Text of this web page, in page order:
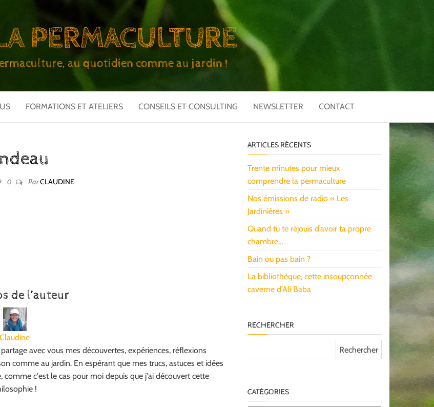
PERMACULTURE
au quotidien comme au jardin !
FORMATIONS ET ATELIERS CONSEILS ET CONSULTING NEWSLETTER CONTACT
0 ParCLAUDINE
de l’auteur
Claudine
avec vous mes découvertes, expériences, réflexions
comme au jardin. En espérant que mes trucs, astuces et idées
c'est le cas pour moi depuis que j'ai découvert cette
!
ARTICLES RÉCENTS
Trente minutes pour mieux
comprendre la permaculture
Nos émissions de radio « Les
Jardinières »
Quand tu te réjouis d’avoir ta propre
chambre…
Bain ou pas bain ?
La bibliothèque, cette insoupçonnée
caverne d’Ali Baba
RECHERCHER
CATÉGORIES